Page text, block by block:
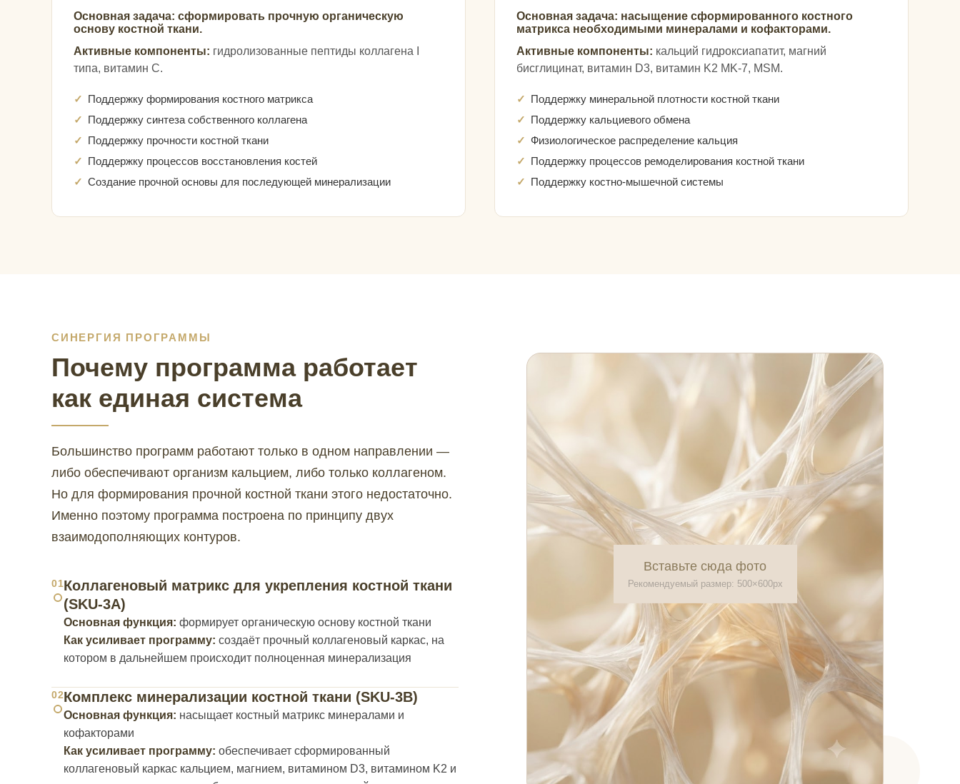
Основная задача: сформировать прочную органическую
основу костной ткани.
Активные компоненты: гидролизованные пептиды коллагена I
типа, витамин С.
Поддержку формирования костного матрикса
Поддержку синтеза собственного коллагена
Поддержку прочности костной ткани
Поддержку процессов восстановления костей
Создание прочной основы для последующей минерализации
Основная задача: насыщение сформированного костного
матрикса необходимыми минералами и кофакторами.
Активные компоненты: кальций гидроксиапатит, магний
бисглицинат, витамин D3, витамин K2 MK-7, MSM.
Поддержку минеральной плотности костной ткани
Поддержку кальциевого обмена
Физиологическое распределение кальция
Поддержку процессов ремоделирования костной ткани
Поддержку костно-мышечной системы
СИНЕРГИЯ ПРОГРАММЫ
Почему программа работает
как единая система
Большинство программ работают только в одном направлении —
либо обеспечивают организм кальцием, либо только коллагеном.
Но для формирования прочной костной ткани этого недостаточно.
Именно поэтому программа построена по принципу двух
взаимодополняющих контуров.
01Коллагеновый матрикс для укрепления костной ткани
(SKU-3A)
Основная функция: формирует органическую основу костной ткани
Как усиливает программу: создаёт прочный коллагеновый каркас, на
котором в дальнейшем происходит полноценная минерализация
02Комплекс минерализации костной ткани (SKU-3B)
Основная функция: насыщает костный матрикс минералами и
кофакторами
Как усиливает программу: обеспечивает сформированный
коллагеновый каркас кальцием, магнием, витамином D3, витамином K2 и
Вставьте сюда фото
Рекомендуемый размер: 500×600px